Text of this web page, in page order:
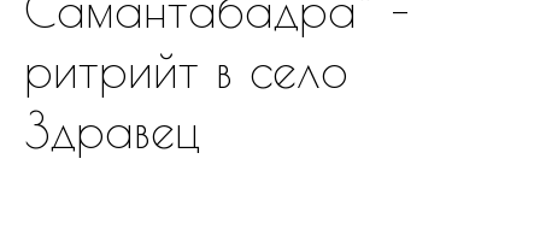
ритрийт в село
Здравец